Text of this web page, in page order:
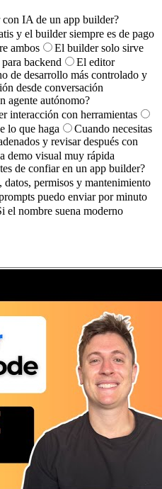
IA de un app builder?
y el builder siempre es de pago
ambos
El builder solo sirve
backend
El editor
de desarrollo más controlado y
desde conversación
agente autónomo?
interacción con herramientas
lo que haga
Cuando necesitas
y revisar después con
demo visual muy rápida
de confiar en un app builder?
permisos y mantenimiento
puedo enviar por minuto
el nombre suena moderno